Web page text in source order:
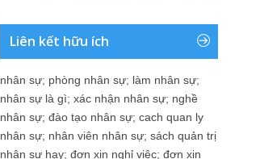
Liên kết hữu ích
nhân sự; phòng nhân sự; làm nhân sự;
nhân sự là gì; xác nhận nhân sự; nghề
nhân sự; đào tạo nhân sự; cach quan ly
nhân sự; nhân viên nhân sự; sách quản trị
nhân sự hay; đơn xin nghỉ việc; đơn xin